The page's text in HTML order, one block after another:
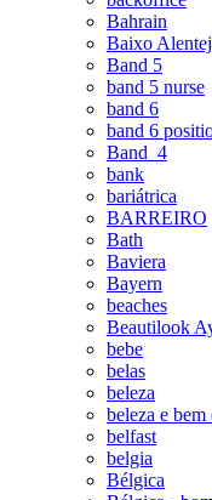
Bahrain
Baixo
Band 5
band 5 nurse
band 6
band 6
Band_4
bank
bariátrica
BARREIRO
Bath
Baviera
Bayern
beaches
Beautilook
bebe
belas
beleza
beleza e bem
belfast
belgia
Bélgica